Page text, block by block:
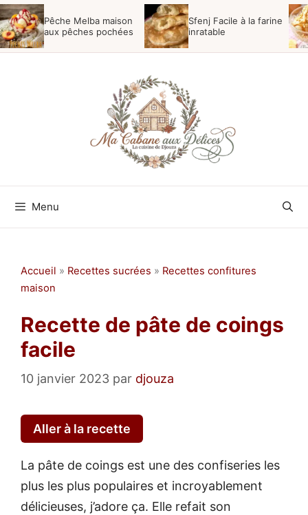
Aller
au
contenu
Pêche Melba maison
aux pêches pochées
Sfenj Facile à la farine
inratable
Menu
Accueil » Recettes sucrées » Recettes confitures
maison
Recette de pâte de coings
facile
10 janvier 2023 par djouza
Aller à la recette
La pâte de coings est une des confiseries les
plus les plus populaires et incroyablement
délicieuses, j’adore ça. Elle refait son